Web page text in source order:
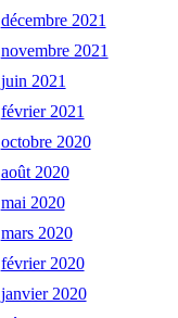
décembre 2021
novembre 2021
juin 2021
février 2021
octobre 2020
août 2020
mai 2020
mars 2020
février 2020
janvier 2020